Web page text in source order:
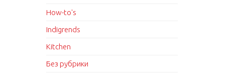
How-to's
Indigrends
Kitchen
Без рубрики